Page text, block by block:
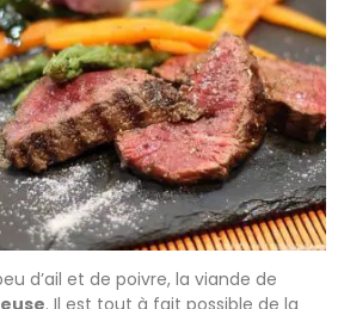
d’ail et de poivre, la viande de
. Il est tout à fait possible de la